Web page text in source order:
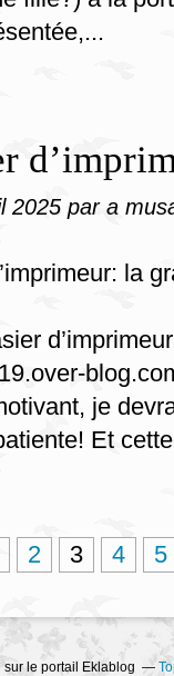
2025 par a
je
Et
2 3 4 5
sur le portail Eklablog